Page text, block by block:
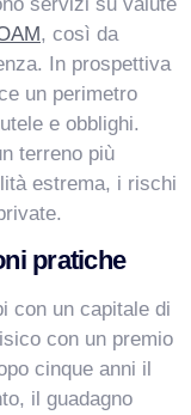
, così da
In prospettiva
un perimetro
e obblighi.
terreno più
estrema, i rischi
pratiche
con un capitale di
con un premio
cinque anni il
il guadagno